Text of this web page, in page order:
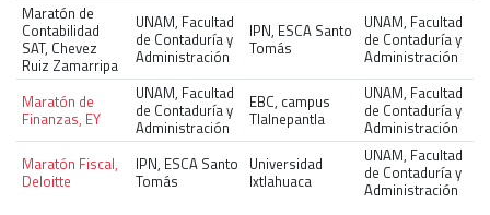
Maratón de
Contabilidad
SAT, Chevez
Ruiz Zamarripa
UNAM, Facultad
de Contaduría y
Administración
IPN, ESCA Santo
Tomás
UNAM, Facultad
de Contaduría y
Administración
Maratón de
Finanzas, EY
UNAM, Facultad
de Contaduría y
Administración
EBC, campus
Tlalnepantla
UNAM, Facultad
de Contaduría y
Administración
Maratón Fiscal,
Deloitte
IPN, ESCA Santo
Tomás
Universidad
Ixtlahuaca
UNAM, Facultad
de Contaduría y
Administración